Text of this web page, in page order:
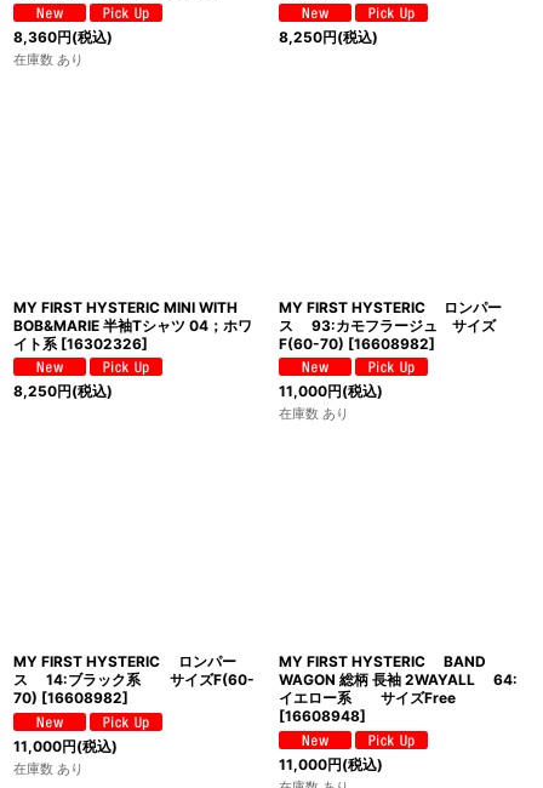
8,360円(税込)
在庫数 あり
8,250円(税込)
MY FIRST HYSTERIC MINI WITH
BOB&MARIE 半袖Tシャツ 04；ホワ
イト系 [16302326]
8,250円(税込)
MY FIRST HYSTERIC ロンパー
ス 93:カモフラージュ サイズ
F(60-70) [16608982]
11,000円(税込)
在庫数 あり
MY FIRST HYSTERIC ロンパー
ス 14:ブラック系 サイズF(60-
70) [16608982]
11,000円(税込)
在庫数 あり
MY FIRST HYSTERIC BAND
WAGON 総柄 長袖 2WAYALL 64:
イエロー系 サイズFree
[16608948]
11,000円(税込)